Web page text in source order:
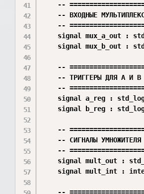
--
-- ВХОДНЫЕ
--
signal mux_a_out :
signal mux_b_out :
--
-- ТРИГГЕРЫ ДЛЯ A И
--
signal a_reg :
signal b_reg :
--
    -- СИГНАЛЫ УМНОЖИТЕЛЯ
--
signal mult_out :
signal mult_int :
--